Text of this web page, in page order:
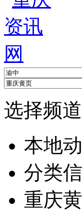
选择频
本地
分类
重庆